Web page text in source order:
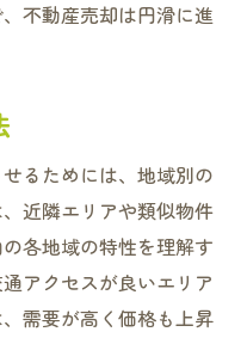
不動産売却は円滑に進
るためには、地域別の
近隣エリアや類似物件
各地域の特性を理解す
アクセスが良いエリア
需要が高く価格も上昇